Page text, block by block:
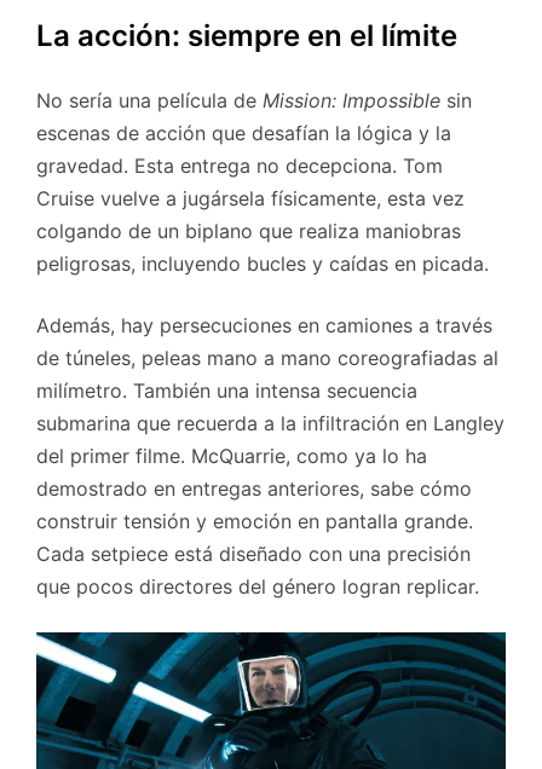
La acción: siempre en el límite
No sería una película de Mission: Impossible sin
escenas de acción que desafían la lógica y la
gravedad. Esta entrega no decepciona. Tom
Cruise vuelve a jugársela físicamente, esta vez
colgando de un biplano que realiza maniobras
peligrosas, incluyendo bucles y caídas en picada.
Además, hay persecuciones en camiones a través
de túneles, peleas mano a mano coreografiadas al
milímetro. También una intensa secuencia
submarina que recuerda a la infiltración en Langley
del primer filme. McQuarrie, como ya lo ha
demostrado en entregas anteriores, sabe cómo
construir tensión y emoción en pantalla grande.
Cada setpiece está diseñado con una precisión
que pocos directores del género logran replicar.